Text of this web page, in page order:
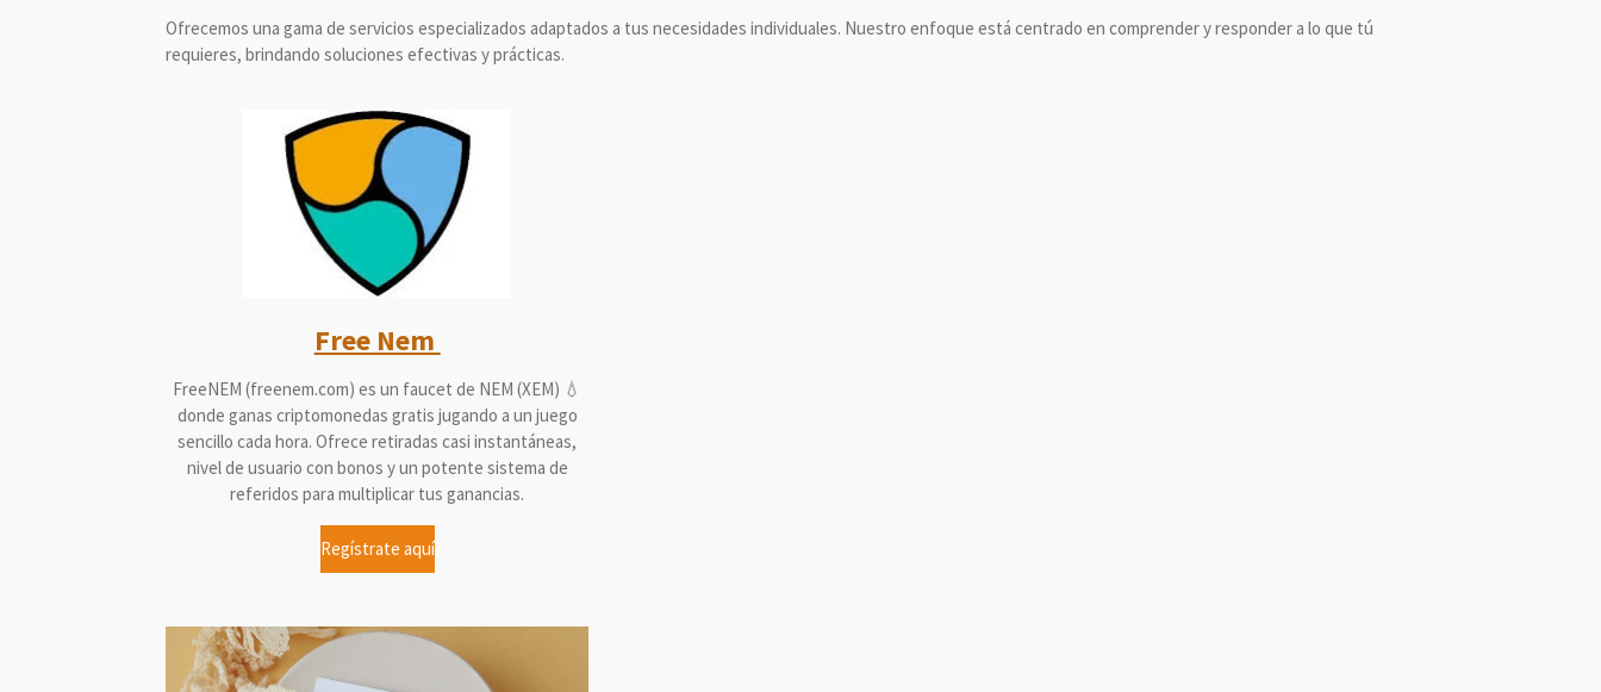
Ofrecemos una gama de servicios especializados adaptados a tus necesidades individuales. Nuestro enfoque está centrado en comprender y responder a lo que tú
requieres, brindando soluciones efectivas y prácticas.
Free Nem
FreeNEM (freenem.com) es un faucet de NEM (XEM) 💧
donde ganas criptomonedas gratis jugando a un juego
sencillo cada hora. Ofrece retiradas casi instantáneas,
nivel de usuario con bonos y un potente sistema de
referidos para multiplicar tus ganancias.
Regístrate aquí